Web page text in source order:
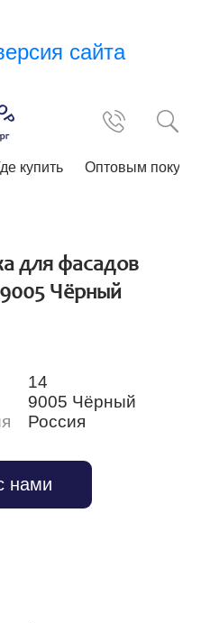
сайта
купить Оптовым
для фасадов
9005 Чёрный
14
9005 Чёрный
Россия
нами